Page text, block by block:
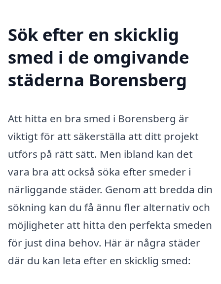
Sök efter en skicklig
smed i de omgivande
städerna Borensberg
Att hitta en bra smed i Borensberg är
viktigt för att säkerställa att ditt projekt
utförs på rätt sätt. Men ibland kan det
vara bra att också söka efter smeder i
närliggande städer. Genom att bredda din
sökning kan du få ännu fler alternativ och
möjligheter att hitta den perfekta smeden
för just dina behov. Här är några städer
där du kan leta efter en skicklig smed: